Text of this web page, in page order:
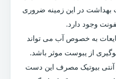
بهداشت در این زمینه ضروری
وجود دارد.
به خصوص آب می تواند
از یبوست موثر باشد.
بیوتیک مصرف این دست